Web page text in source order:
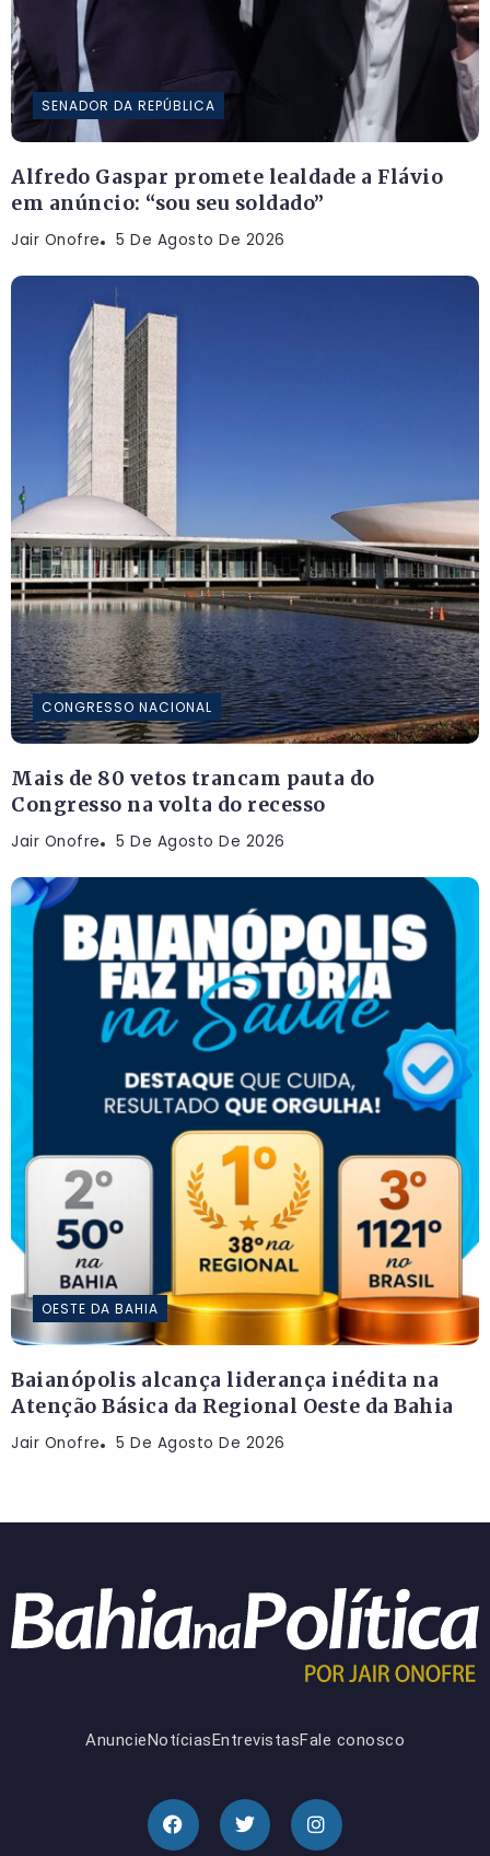
SENADOR DA REPÚBLICA
Alfredo Gaspar promete lealdade a Flávio
em anúncio: “sou seu soldado”
Jair Onofre 5 De Agosto De 2026
CONGRESSO NACIONAL
Mais de 80 vetos trancam pauta do
Congresso na volta do recesso
Jair Onofre 5 De Agosto De 2026
OESTE DA BAHIA
Baianópolis alcança liderança inédita na
Atenção Básica da Regional Oeste da Bahia
Jair Onofre 5 De Agosto De 2026
AnuncieNotíciasEntrevistasFale conosco